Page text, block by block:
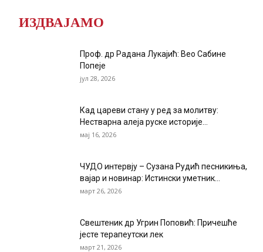
ИЗДВАЈАМО
Проф. др Радана Лукајић: Вео Сабине
Попеје
јул 28, 2026
Кад цареви стану у ред за молитву:
Нестварна алеја руске историје...
мај 16, 2026
ЧУДО интервју – Сузана Рудић песникиња,
вајар и новинар: Истински уметник...
март 26, 2026
Свештеник др Угрин Поповић: Причешће
јесте терапеутски лек
март 21, 2026